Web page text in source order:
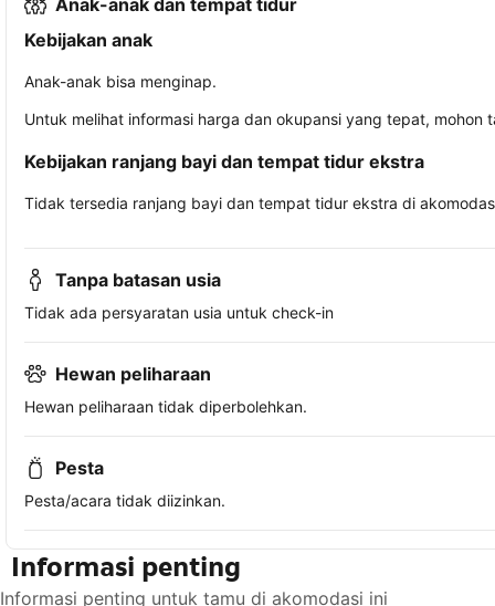
Anak-anak dan tempat tidur
Kebijakan anak
Anak-anak bisa menginap.
Untuk melihat informasi harga dan okupansi yang tepat,
Kebijakan ranjang bayi dan tempat tidur ekstra
Tidak tersedia ranjang bayi dan tempat tidur ekstra di
Tanpa batasan usia
Tidak ada persyaratan usia untuk check-in
Hewan peliharaan
Hewan peliharaan tidak diperbolehkan.
Pesta
Pesta/acara tidak diizinkan.
Informasi penting
Informasi penting untuk tamu di akomodasi ini